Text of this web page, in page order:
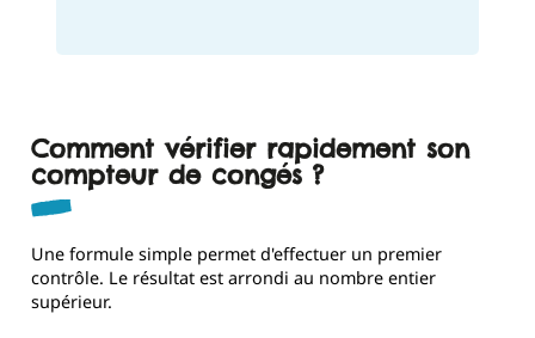
Comment vérifier rapidement son
compteur de congés ?
Une formule simple permet d'effectuer un premier
contrôle. Le résultat est arrondi au nombre entier
supérieur.